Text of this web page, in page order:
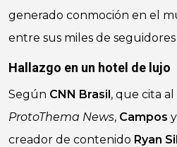
generado conmoción en el
entre sus miles de seguidores
Hallazgo en un hotel de lujo
Según CNN Brasil, que cita al
ProtoThema News, Campos
creador de contenido Ryan